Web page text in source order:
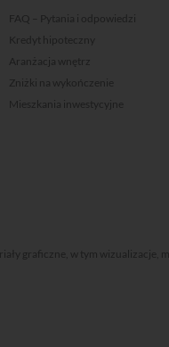
FAQ – Pytania i odpowiedzi
Kredyt hipoteczny
Aranżacja wnętrz
Zniżki na wykończenie
Mieszkania inwestycyjne
graficzne, w tym wizualizacje,